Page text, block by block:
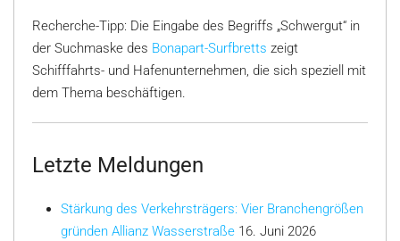
Recherche-Tipp: Die Eingabe des Begriffs „Schwergut“ in
der Suchmaske des Bonapart-Surfbretts zeigt
Schifffahrts- und Hafenunternehmen, die sich speziell mit
dem Thema beschäftigen.
Letzte Meldungen
Stärkung des Verkehrsträgers: Vier Branchengrößen
gründen Allianz Wasserstraße 16. Juni 2026